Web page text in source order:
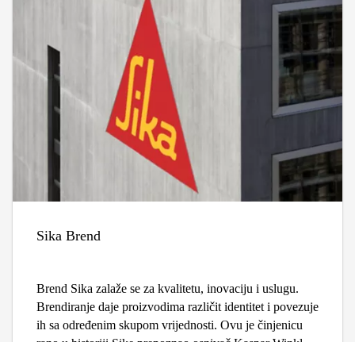
Sika Brend
Brend Sika zalaže se za kvalitetu, inovaciju i uslugu.
Brendiranje daje proizvodima različit identitet i povezuje
ih sa određenim skupom vrijednosti. Ovu je činjenicu